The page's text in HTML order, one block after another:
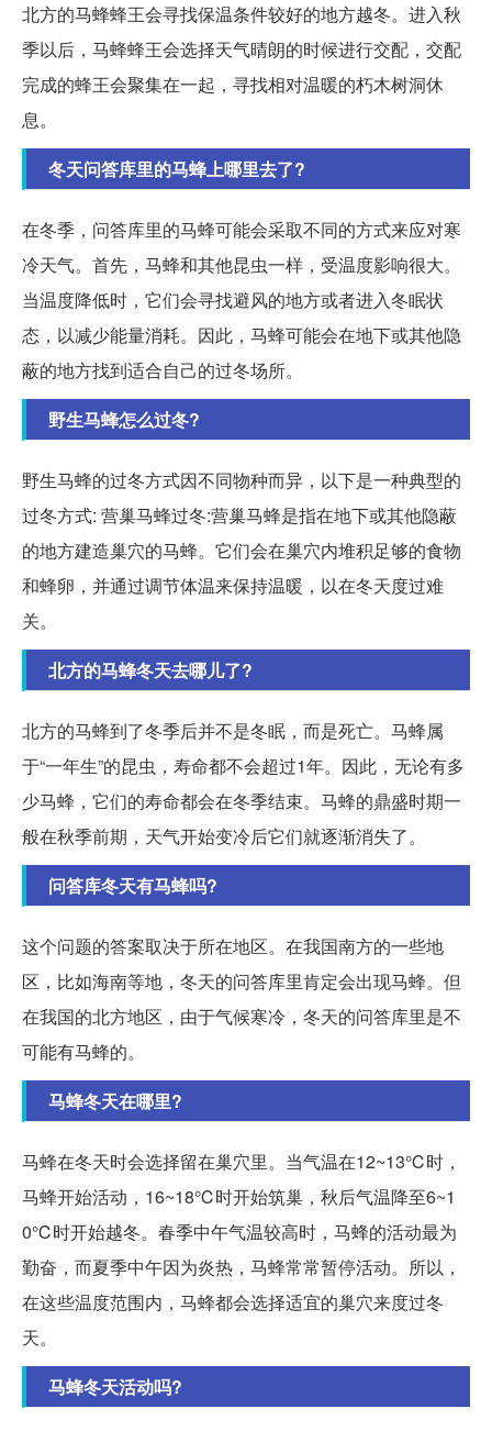
北方的马蜂蜂王会寻找保温条件较好的地方越冬。进入秋
季以后，马蜂蜂王会选择天气晴朗的时候进行交配，交配
完成的蜂王会聚集在一起，寻找相对温暖的朽木树洞休
息。
冬天问答库里的马蜂上哪里去了?
在冬季，问答库里的马蜂可能会采取不同的方式来应对寒
冷天气。首先，马蜂和其他昆虫一样，受温度影响很大。
当温度降低时，它们会寻找避风的地方或者进入冬眠状
态，以减少能量消耗。因此，马蜂可能会在地下或其他隐
蔽的地方找到适合自己的过冬场所。
野生马蜂怎么过冬?
野生马蜂的过冬方式因不同物种而异，以下是一种典型的
过冬方式: 营巢马蜂过冬:营巢马蜂是指在地下或其他隐蔽
的地方建造巢穴的马蜂。它们会在巢穴内堆积足够的食物
和蜂卵，并通过调节体温来保持温暖，以在冬天度过难
关。
北方的马蜂冬天去哪儿了?
北方的马蜂到了冬季后并不是冬眠，而是死亡。马蜂属
于“一年生”的昆虫，寿命都不会超过1年。因此，无论有多
少马蜂，它们的寿命都会在冬季结束。马蜂的鼎盛时期一
般在秋季前期，天气开始变冷后它们就逐渐消失了。
问答库冬天有马蜂吗?
这个问题的答案取决于所在地区。在我国南方的一些地
区，比如海南等地，冬天的问答库里肯定会出现马蜂。但
在我国的北方地区，由于气候寒冷，冬天的问答库里是不
可能有马蜂的。
马蜂冬天在哪里?
马蜂在冬天时会选择留在巢穴里。当气温在12~13℃时，
马蜂开始活动，16~18℃时开始筑巢，秋后气温降至6~1
0℃时开始越冬。春季中午气温较高时，马蜂的活动最为
勤奋，而夏季中午因为炎热，马蜂常常暂停活动。所以，
在这些温度范围内，马蜂都会选择适宜的巢穴来度过冬
天。
马蜂冬天活动吗?